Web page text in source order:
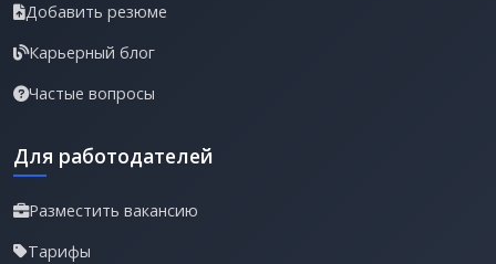
Добавить резюме
Карьерный блог
Частые вопросы
Для работодателей
Разместить вакансию
Тарифы